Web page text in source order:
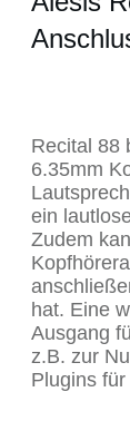
Recital 88
6.35mm
ein
Zudem
hat. Eine
Ausgang
z.B. zur
Plugins